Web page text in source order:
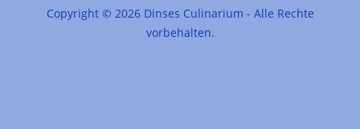
Copyright © 2026 Dinses Culinarium - Alle Rechte
vorbehalten.